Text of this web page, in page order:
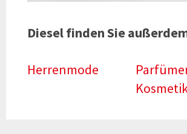
Diesel finden Sie
Herrenmode